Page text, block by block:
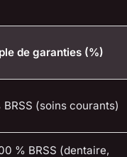
de garanties (%)
BRSS (soins courants)
% BRSS (dentaire,